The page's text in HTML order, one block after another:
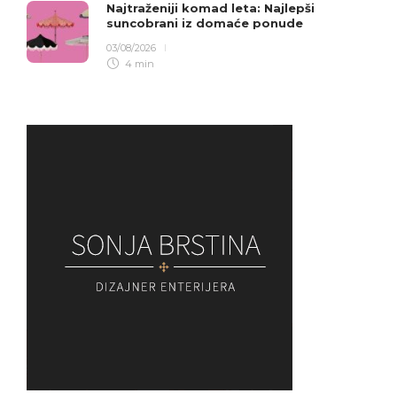
Najtraženiji komad leta: Najlepši
suncobrani iz domaće ponude
03/08/2026
4 min